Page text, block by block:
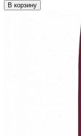
В корзину